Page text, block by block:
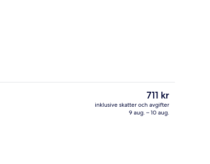
Det
nuvarande
priset
711 kr
inklusive skatter och avgifter
9 aug. – 10 aug.